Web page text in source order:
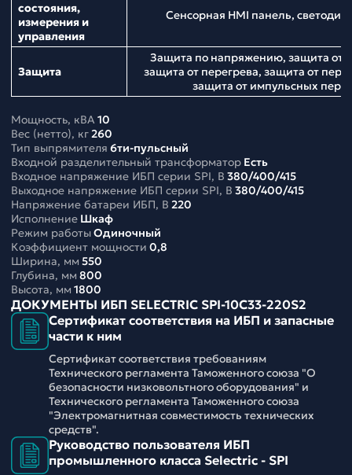
состояния,
измерения и
управления
Сенсорная HMI панель,
Защита
Защита по напряжению, защита от
защита от перегрева, защита от
защита от импульсных
Мощность, кВА10
Вес (нетто), кг260
Тип выпрямителя 6ти-пульсный
Входной разделительный трансформатор Есть
Входное напряжение ИБП серии SPI, В 380/400/415
Выходное напряжение ИБП серии SPI, В 380/400/415
Напряжение батареи ИБП, В 220
Исполнение Шкаф
Режим работыОдиночный
Коэффициент мощности 0,8
Ширина, мм 550
Глубина, мм 800
Высота, мм 1800
ДОКУМЕНТЫ ИБП SELECTRIC SPI-10C33-220S2
Сертификат соответствия на ИБП и запасные
части к ним
Сертификат соответствия требованиям
Технического регламента Таможенного союза "О
безопасности низковольтного оборудования" и
Технического регламента Таможенного союза
"Электромагнитная совместимость технических
средств".
Руководство пользователя ИБП
промышленного класса Selectric - SPI